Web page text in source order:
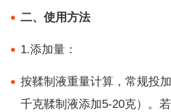
二、使用方法
1.添加量：
按鞣制液重量计算，常规投
千克鞣制液添加5-20克）。